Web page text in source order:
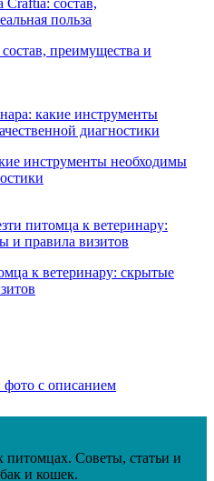
преимущества и
инструменты необходимы
к ветеринару: скрытые
с описанием
питомцах. Советы, статьи и
и кошек.